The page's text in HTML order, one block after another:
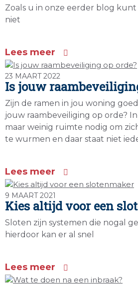
Zoals u in onze eerder blog
niet
Lees meer
Is jouw
23 MAART 2022
Zijn de ramen in jou woning
jouw raambeveiliging op orde?
maar weinig ruimte nodig om
te wurmen en daar staat niet
Lees meer
Kies altijd voor een
9 MAART 2021
Sloten zijn systemen die nogal
hierdoor kan er al snel
Lees meer